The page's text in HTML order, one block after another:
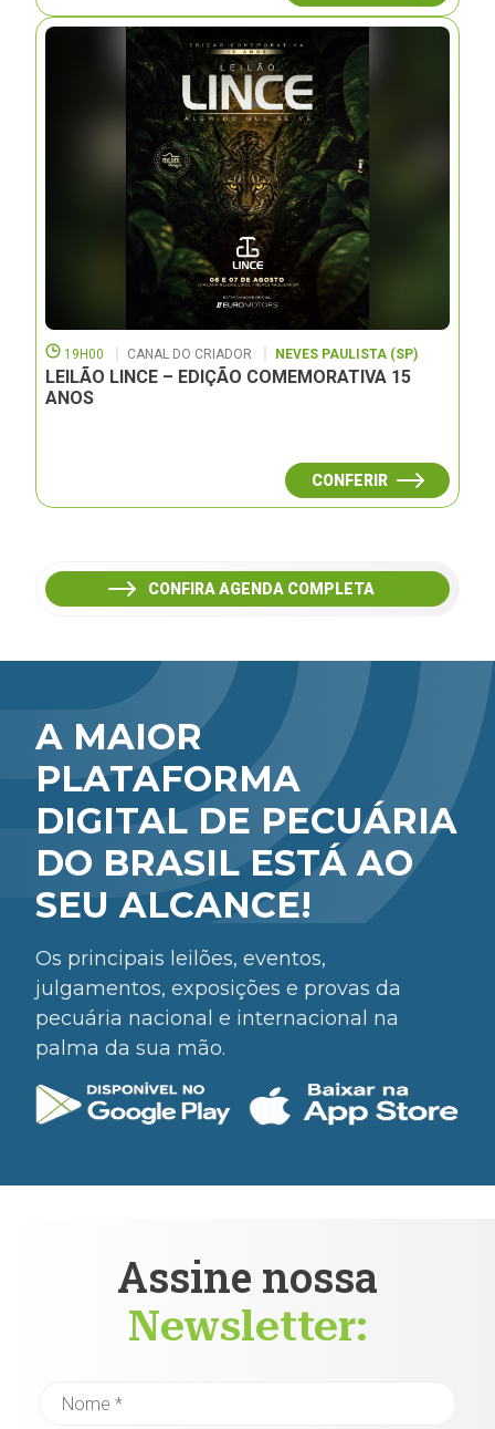
19H00 CANAL DO CRIADOR NEVES PAULISTA (SP)
LEILÃO LINCE – EDIÇÃO COMEMORATIVA 15
ANOS
CONFERIR
CONFIRA AGENDA COMPLETA
A MAIOR
PLATAFORMA
DIGITAL DE PECUÁRIA
DO BRASIL ESTÁ AO
SEU ALCANCE!
Os principais leilões, eventos,
julgamentos, exposições e provas da
pecuária nacional e internacional na
palma da sua mão.
Assine nossa
Newsletter: